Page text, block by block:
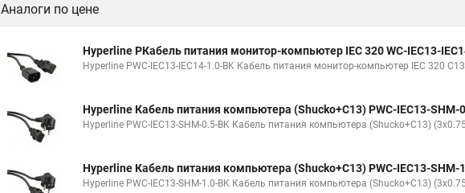
Аналоги по цене
Hyperline PКабель питания монитор-компьютер IEC 320 WC-IEC13-
Hyperline PWC-IEC13-IEC14-1.0-BK Кабель питания монитор-компьютер IEC 320
Hyperline Кабель питания компьютера (Shucko+C13) PWC-IEC13-SHM-
Hyperline PWC-IEC13-SHM-0.5-BK Кабель питания компьютера (Shucko+C13)
Hyperline Кабель питания компьютера (Shucko+C13) PWC-IEC13-SHM-
Hyperline PWC-IEC13-SHM-1.0-BK Кабель питания компьютера (Shucko+C13)